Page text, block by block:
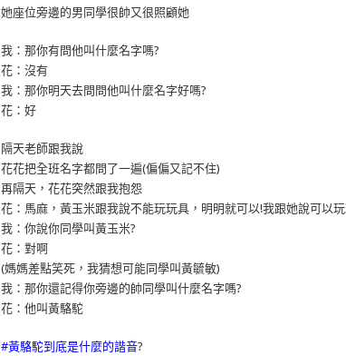
她座位旁邊的男同學很帥又很照顧她
我：那你有問他叫什麼名字嗎?
花：沒有
我：那你明天去問問他叫什麼名字好嗎?
花：好
隔天老師跟我說
花花把全班名字都問了一遍(偏偏又記不住)
再隔天，花花突然跟我抱怨
花：馬麻，黃玉米跟我說不能玩玩具，明明就可以!我跟她說可以
我：你說你同學叫黃玉米?
花：對啊
(媽媽差點笑死，我猜想可能同學叫黃毓敏)
我：那你還記得你旁邊的帥同學叫什麼名字嗎?
花：他叫黃駱駝
#黃駱駝到底是什麼的諧音?